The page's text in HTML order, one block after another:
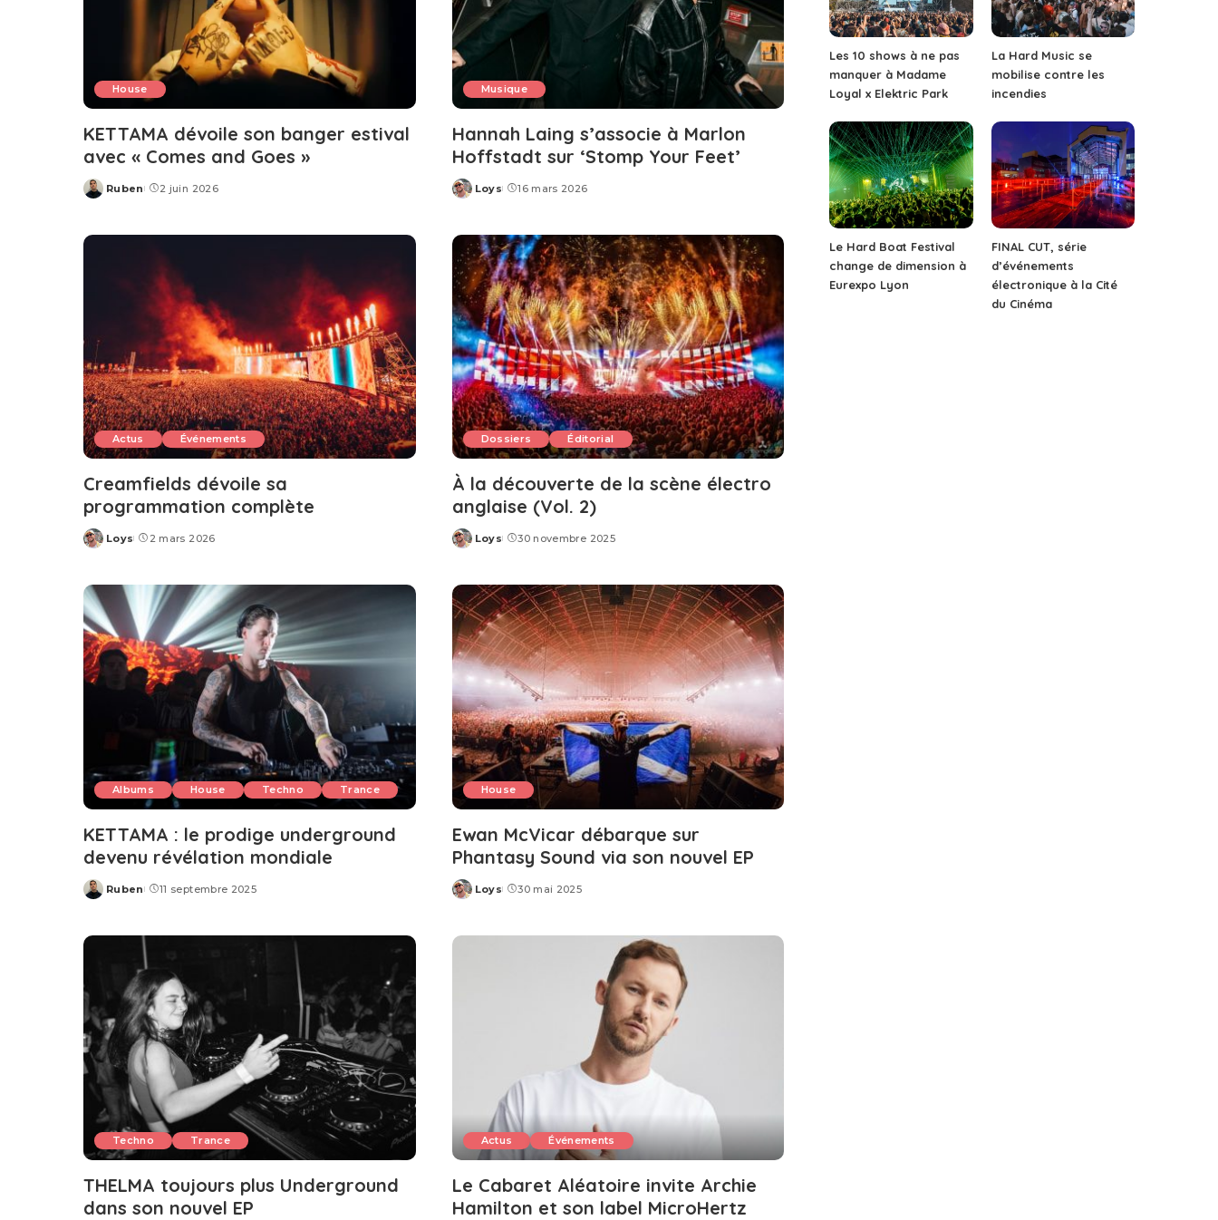
House
KETTAMA dévoile son banger estival
avec « Comes and Goes »
Posted
Ruben 2 juin 2026
Musique
Hannah Laing s’associe à Marlon
Hoffstadt sur ‘Stomp Your Feet’
Posted
Loys 16 mars 2026
Actus Événements
Creamfields dévoile sa
programmation complète
Posted
Loys 2 mars 2026
Dossiers Éditorial
À la découverte de la scène électro
anglaise (Vol. 2)
Posted
Loys 30 novembre 2025
Albums House Techno Trance
KETTAMA : le prodige underground
devenu révélation mondiale
Posted
Ruben 11 septembre 2025
House
Ewan McVicar débarque sur
Phantasy Sound via son nouvel EP
Posted
Loys 30 mai 2025
Techno Trance
THELMA toujours plus Underground
dans son nouvel EP
Actus Événements
Le Cabaret Aléatoire invite Archie
Hamilton et son label MicroHertz
Les 10 shows à ne pas
manquer à Madame
Loyal x Elektric Park
La Hard Music se
mobilise contre les
incendies
Le Hard Boat Festival
change de dimension à
Eurexpo Lyon
FINAL CUT, série
d’événements
électronique à la Cité
du Cinéma